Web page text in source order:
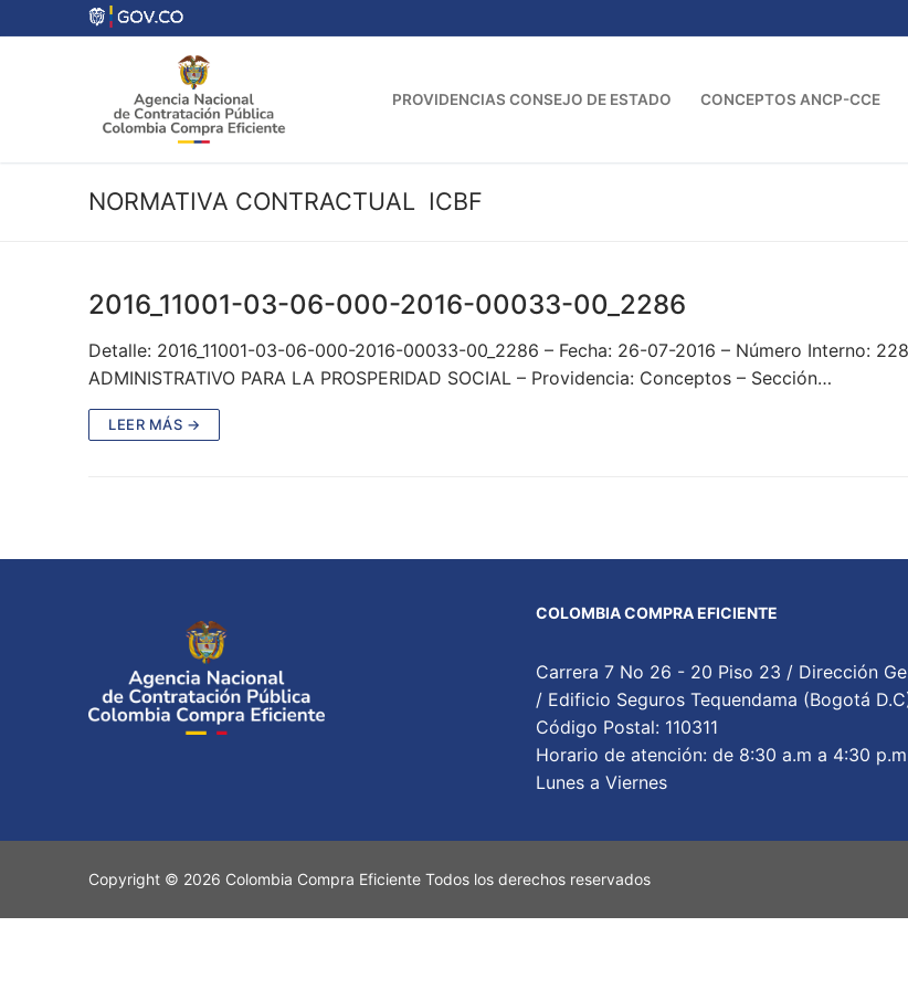
al
PROVIDENCIAS CONSEJO DE ESTADO CONCEPTOS ANCP-CCE
NORMATIVA CONTRACTUAL ICBF
2016_11001-03-06-000-2016-00033-00_2286
Detalle: 2016_11001-03-06-000-2016-00033-00_2286 – Fecha: 26-07-2016 – Número Interno:
ADMINISTRATIVO PARA LA PROSPERIDAD SOCIAL – Providencia: Conceptos – Sección…
LEER MÁS →
COLOMBIA COMPRA EFICIENTE
Carrera 7 No 26 - 20 Piso 23 / Dirección
/ Edificio Seguros Tequendama (Bogotá
Código Postal: 110311
Horario de atención: de 8:30 a.m a 4:30
Lunes a Viernes
Copyright © 2026 Colombia Compra Eficiente Todos los derechos reservados